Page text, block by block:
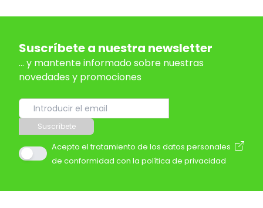
Suscríbete a nuestra newsletter
... y mantente informado sobre nuestras
novedades y promociones
Suscríbete
Acepto el tratamiento de los datos personales
de conformidad con la política de privacidad